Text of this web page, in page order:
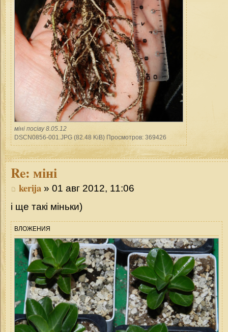
міні посіву 8.05.12
DSCN0856-001.JPG (82.48 KiB) Просмотров: 369426
Re: міні
kerija » 01 авг 2012, 11:06
і ще такі міньки)
ВЛОЖЕНИЯ